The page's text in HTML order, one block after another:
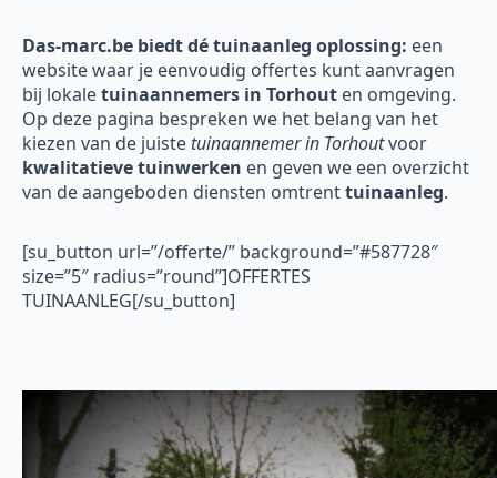
Das-marc.be biedt dé tuinaanleg oplossing: een
website waar je eenvoudig offertes kunt aanvragen
bij lokaletuinaannemers in Torhout en omgeving.
Op deze pagina bespreken we het belang van het
kiezen van de juiste tuinaannemer in Torhoutvoor
kwalitatieve tuinwerken en geven we een overzicht
van de aangeboden diensten omtrenttuinaanleg.
[su_button url=”/offerte/” background=”#587728″
size=”5″ radius=”round”]OFFERTES
TUINAANLEG[/su_button]